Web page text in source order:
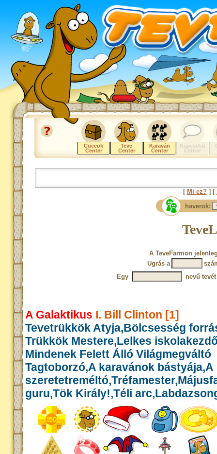
Cuccok
Center
Teve
Center
Karaván
Center
Kapcsolat
Center
[ Mi ez?] [
haverok:
A TeveFarmon
Ugrás a
Egy
nevű
A Galaktikus I. Bill Clinton [1]
Tevetrükkök Atyja,Bölcsesség
Trükkök Mestere,Lelkes
Mindenek Felett Álló Világmegváltó
Tagtoborzó,A karavánok bástyája,A
guru,Tök Király!,Téli